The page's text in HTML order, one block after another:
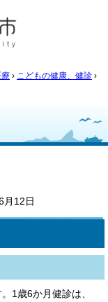
› こどもの健康、健診 ›
12日
1歳6か月健診は、